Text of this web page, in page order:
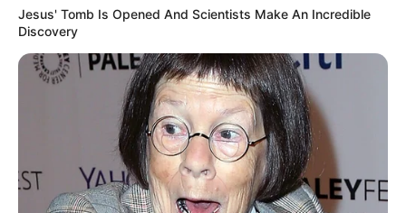
Jesus' Tomb Is Opened And Scientists Make An Incredible
Discovery